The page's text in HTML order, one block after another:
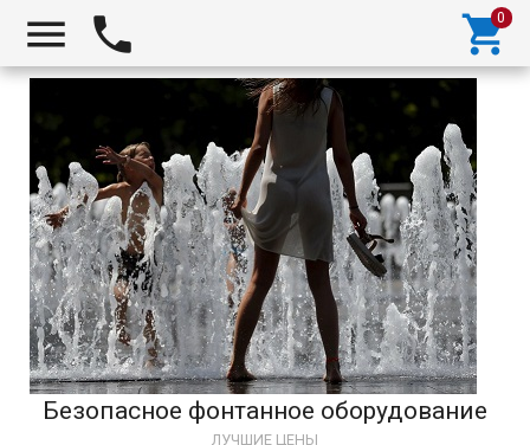
  
Безопасное фонтанное оборудование
ЛУЧШИЕ ЦЕНЫ